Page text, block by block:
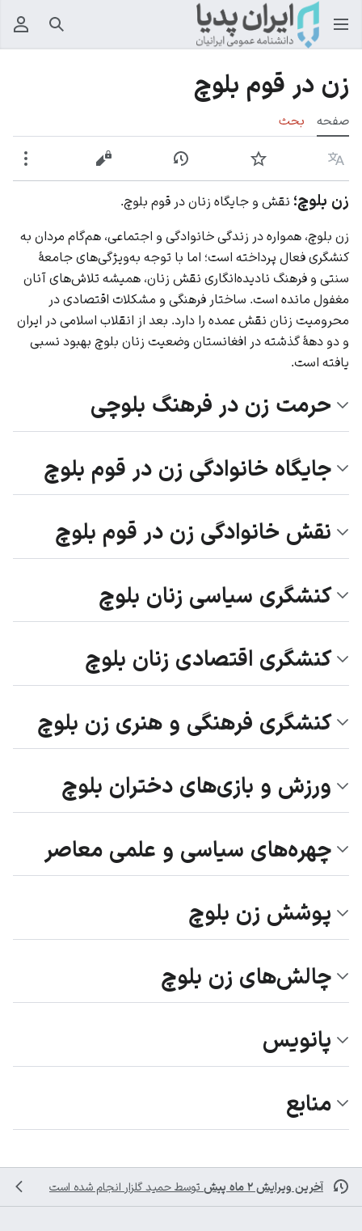
جستجو
زن در قوم بلوچ
صفحه بحث
زبان پیگیری نمایش تاریخچهنمایش مبدأ
زن بلوچ؛ نقش و جایگاه زنان در قوم بلوچ.
زن بلوچ، همواره در زندگی خانوادگی و اجتماعی، هم‌گام مردان به
کنشگری فعال پرداخته است؛ اما با توجه به‌ویژگی‌های جامعهٔ
سنتی و فرهنگ نادیده‌انگاری نقش زنان، همیشه تلاش‌های آنان
مغفول مانده است. ساختار فرهنگی و مشکلات اقتصادی در
محرومیت زنان نقش عمده را دارد. بعد از انقلاب اسلامی در ایران
و دو دههٔ گذشته در افغانستان وضعیت زنان بلوچ بهبود نسبی
یافته است.
حرمت زن در فرهنگ بلوچی
جایگاه خانوادگی زن در قوم بلوچ
نقش خانوادگی زن در قوم بلوچ
کنشگری سیاسی زنان بلوچ
کنشگری اقتصادی زنان بلوچ
کنشگری فرهنگی و هنری زن بلوچ
ورزش و بازی‌های دختران بلوچ
چهره‌های سیاسی و علمی معاصر
پوشش زن بلوچ
چالش‌های زن بلوچ
پانویس
منابع
آخرین ویرایش ۲ ماه پیش توسط حمید گلزار انجام شده است